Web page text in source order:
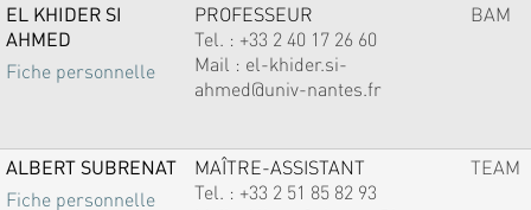
EL KHIDER SI
AHMED
Fiche personnelle
PROFESSEUR
Tel. : +33 2 40 17 26 60
Mail : el-khider.si-
ahmed@univ-nantes.fr
BAM
ALBERT SUBRENAT
Fiche personnelle
MAÎTRE-ASSISTANT
Tel. : +33 2 51 85 82 93
TEAM